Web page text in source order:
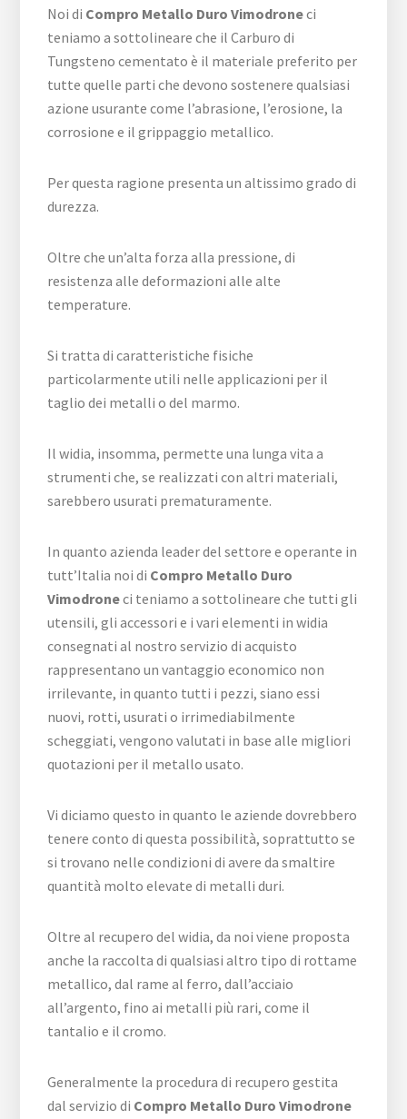
Noi di Compro Metallo Duro Vimodroneci
teniamo a sottolineare che il Carburo di
Tungsteno cementato è il materiale preferito per
tutte quelle parti che devono sostenere qualsiasi
azione usurante come l’abrasione, l’erosione, la
corrosione e il grippaggio metallico.
Per questa ragione presenta un altissimo grado di
durezza.
Oltre che un’alta forza alla pressione, di
resistenza alle deformazioni alle alte
temperature.
Si tratta di caratteristiche fisiche
particolarmente utili nelle applicazioni per il
taglio dei metalli o del marmo.
Il widia, insomma, permette una lunga vita a
strumenti che, se realizzati con altri materiali,
sarebbero usurati prematuramente.
In quanto azienda leader del settore e operante in
tutt’Italia noi di Compro Metallo Duro
Vimodroneci teniamo a sottolineare che tutti gli
utensili, gli accessori e i vari elementi in widia
consegnati al nostro servizio di acquisto
rappresentano un vantaggio economico non
irrilevante, in quanto tutti i pezzi, siano essi
nuovi, rotti, usurati o irrimediabilmente
scheggiati, vengono valutati in base alle migliori
quotazioni per il metallo usato.
Vi diciamo questo in quanto le aziende dovrebbero
tenere conto di questa possibilità, soprattutto se
si trovano nelle condizioni di avere da smaltire
quantità molto elevate di metalli duri.
Oltre al recupero del widia, da noi viene proposta
anche la raccolta di qualsiasi altro tipo di rottame
metallico, dal rame al ferro, dall’acciaio
all’argento, fino ai metalli più rari, come il
tantalio e il cromo.
Generalmente la procedura di recupero gestita
dal servizio di Compro Metallo Duro Vimodrone